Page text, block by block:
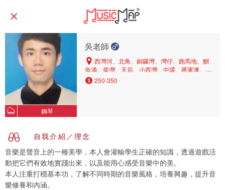
鋼琴
吳老師
西灣河、北角、銅鑼灣、灣仔、跑馬地、鰂
魚涌、柴灣、天后、小西灣、中環、將軍澳、筲
箕灣250-350
自我介紹／理念
音樂是聲音上的一種美學，本人會灌輸學生正確的知識，透過遊戲活
動把它們有效地實踐出來，以及能用心感受音樂中的美。
本人注重打穩基本功，了解不同時期的音樂風格，培養興趣，提升音
樂修養和內涵。